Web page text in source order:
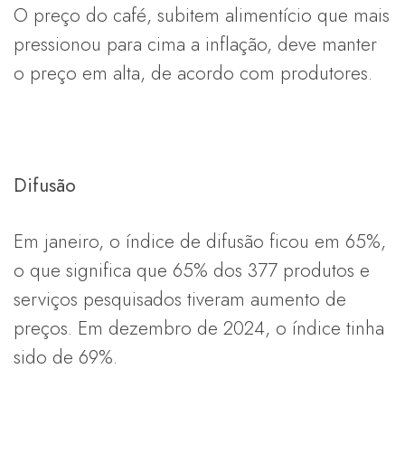
O preço do café, subitem alimentício que mais
pressionou para cima a inflação, deve manter
o preço em alta, de acordo com produtores.
Difusão
Em janeiro, o índice de difusão ficou em 65%,
o que significa que 65% dos 377 produtos e
serviços pesquisados tiveram aumento de
preços. Em dezembro de 2024, o índice tinha
sido de 69%.